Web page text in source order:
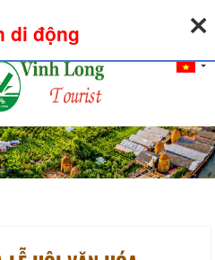
nhập
di động